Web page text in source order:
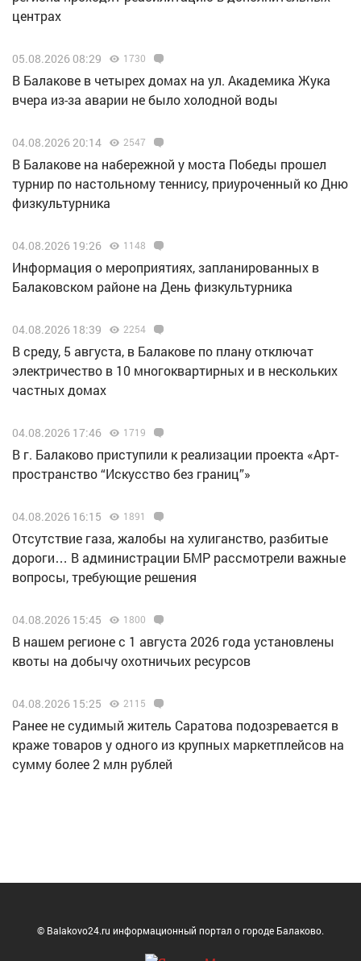
центрах
05.08.2026 08:29 1730
В Балакове в четырех домах на ул. Академика Жука
вчера из-за аварии не было холодной воды
04.08.2026 20:14 2547
В Балакове на набережной у моста Победы прошел
турнир по настольному теннису, приуроченный ко Дню
физкультурника
04.08.2026 19:26 1148
Информация о мероприятиях, запланированных в
Балаковском районе на День физкультурника
04.08.2026 18:39 2254
В среду, 5 августа, в Балакове по плану отключат
электричество в 10 многоквартирных и в нескольких
частных домах
04.08.2026 17:46 1719
В г. Балаково приступили к реализации проекта «Арт-
пространство “Искусство без границ”»
04.08.2026 16:15 1891
Отсутствие газа, жалобы на хулиганство, разбитые
дороги… В администрации БМР рассмотрели важные
вопросы, требующие решения
04.08.2026 15:45 1800
В нашем регионе с 1 августа 2026 года установлены
квоты на добычу охотничьих ресурсов
04.08.2026 15:25 2115
Ранее не судимый житель Саратова подозревается в
краже товаров у одного из крупных маркетплейсов на
сумму более 2 млн рублей
© Balakovo24.ru информационный портал о городе Балаково.